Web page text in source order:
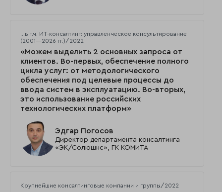
…в т.ч. ИТ-консалтинг: управленческое консультирование
(2001—2026 гг.)/2022
«Можем выделить 2 основных запроса от
клиентов. Во-первых, обеспечение полного
цикла услуг: от методологического
обеспечения под целевые процессы до
ввода систем в эксплуатацию. Во-вторых,
это использование российских
технологических платформ»
Эдгар Погосов
Директор департамента консалтинга
«ЭК/Солюшнс», ГК КОМИТА
Крупнейшие консалтинговые компании и группы/2022